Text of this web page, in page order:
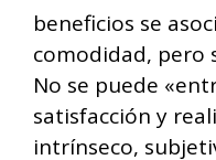
beneficios se
comodidad, pero
No se puede
satisfacción y
intrínseco,